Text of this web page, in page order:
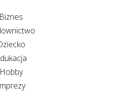
Biznes
Hobby